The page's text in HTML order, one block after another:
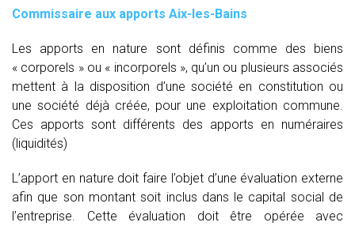
Commissaire aux apports Aix-les-Bains
Les apports en nature sont définis comme des biens
« corporels » ou « incorporels », qu’un ou plusieurs associés
mettent à la disposition d’une société en constitution ou
une société déjà créée, pour une exploitation commune.
Ces apports sont différents des apports en numéraires
(liquidités)
L’apport en nature doit faire l’objet d’une évaluation externe
afin que son montant soit inclus dans le capital social de
l’entreprise. Cette évaluation doit être opérée avec